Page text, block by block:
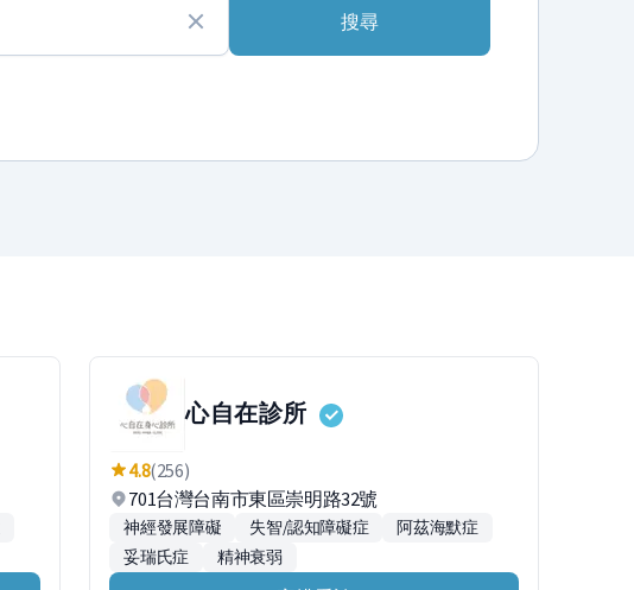
搜尋
心自在診所
4.8(256)
701台灣台南市東區崇明路32號
神經發展障礙 失智/認知障礙症
阿茲海默症
妥瑞氏症
精神衰弱